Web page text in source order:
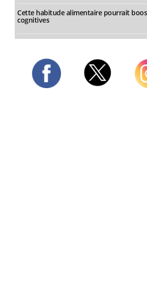
Cette habitude alimentaire pourrait
cognitives